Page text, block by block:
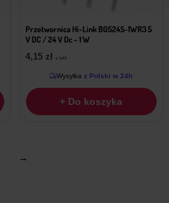
Przetwornica Hi-Link B0524S-1WR3 5
V DC / 24 V Dc – 1 W
4,15 zł z VAT
Wysyłka z Polski w 24h
+ Do koszyka
→